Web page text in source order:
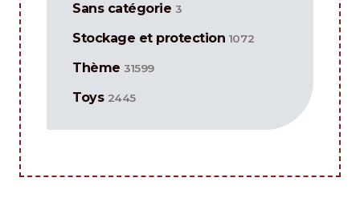
Sans catégorie 3
Stockage et protection 1072
Thème 31599
Toys 2445